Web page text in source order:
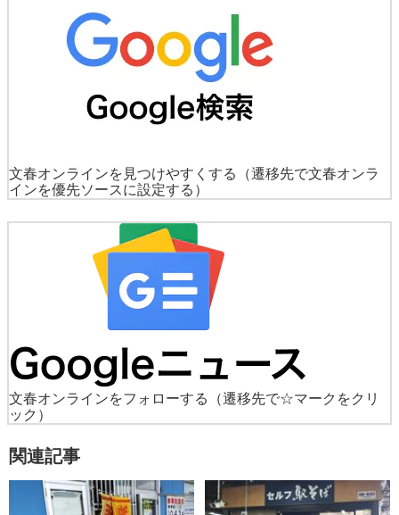
文春オンラインを見つけやすくする
（遷移先で文春オンラ
インを優先ソースに設定する）
文春オンラインをフォローする
（遷移先で☆マークをクリ
ック）
関連記事